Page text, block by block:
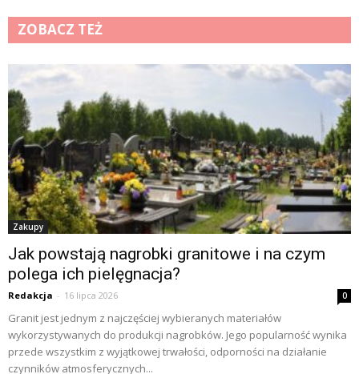
ZOBACZ TEŻ
Zakupy
Jak powstają nagrobki granitowe i na czym
polega ich pielęgnacja?
Redakcja - 16 lipca 2026 0
Granit jest jednym z najczęściej wybieranych materiałów
wykorzystywanych do produkcji nagrobków. Jego popularność wynika
przede wszystkim z wyjątkowej trwałości, odporności na działanie
czynników atmosferycznych...